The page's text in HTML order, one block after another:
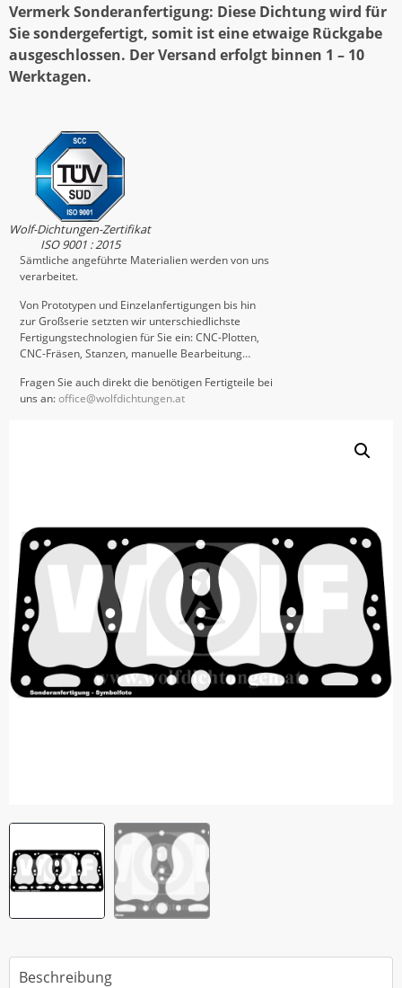
Vermerk Sonderanfertigung: Diese Dichtung wird für
Sie sondergefertigt, somit ist eine etwaige Rückgabe
ausgeschlossen. Der Versand erfolgt binnen 1 – 10
Werktagen.
Wolf-Dichtungen-Zertifikat
ISO 9001 : 2015
Sämtliche angeführte Materialien werden von uns
verarbeitet.
Von Prototypen und Einzelanfertigungen bis hin
zur Großserie setzten wir unterschiedlichste
Fertigungstechnologien für Sie ein: CNC-Plotten,
CNC-Fräsen, Stanzen, manuelle Bearbeitung…
Fragen Sie auch direkt die benötigen Fertigteile bei
uns an:office@wolfdichtungen.at
Beschreibung